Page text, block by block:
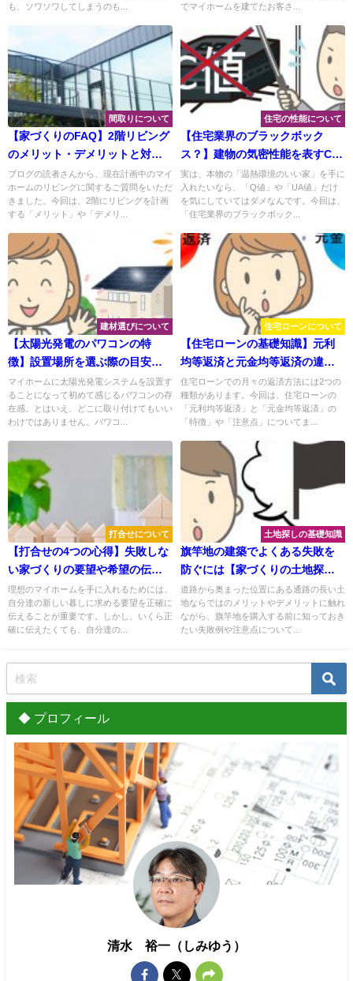
も、ソワソワしてしまうのも...
でマイホームを建てたお客さ...
間取りについて
【家づくりのFAQ】2階リビング
のメリット・デメリットと対処
法
ブログの読者さんから、現在計画中のマイ
ホームのリビングに関するご質問をいただ
きました。今回は、2階にリビングを計画
する「メリット」や「デメリ...
住宅の性能について
【住宅業界のブラックボック
ス？】建物の気密性能を表すC値
の真実！
実は、本物の「温熱環境のいい家」を手に
入れたいなら、「Q値」や「UA値」だけ
を気にしていてはダメなんです。今回は、
「住宅業界のブラックボック...
建材選びについて
【太陽光発電のパワコンの特
徴】設置場所を選ぶ際の目安と
注意点
マイホームに太陽光発電システムを設置す
ることになって初めて感じるパワコンの存
在感。とはいえ、どこに取り付けてもいい
わけではありません。パワコ...
住宅ローンについて
【住宅ローンの基礎知識】元利
均等返済と元金均等返済の違い
って何？
住宅ローンでの月々の返済方法には2つの
種類があります。今回は、住宅ローンの
「元利均等返済」と「元金均等返済」の
「特徴」や「注意点」についてま...
打合せについて
【打合せの4つの心得】失敗しな
い家づくりの要望や希望の伝え
方
理想のマイホームを手に入れるためには、
自分達の新しい暮しに求める要望を正確に
伝えることが重要です。しかし、いくら正
確に伝えたくても、自分達の...
土地探しの基礎知識
旗竿地の建築でよくある失敗を
防ぐには【家づくりの土地探
し】
道路から奥まった位置にある通路の長い土
地ならではのメリットやデメリットに触れ
ながら、旗竿地を購入する前に知っておき
たい失敗例や注意点について...
◆ プロフィール
清水 裕一（しみゆう）